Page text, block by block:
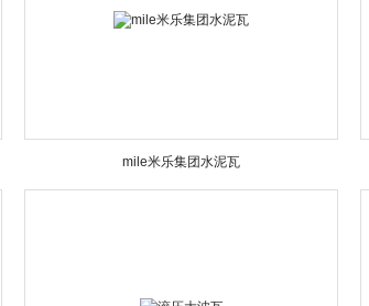
mile米乐集团水泥瓦